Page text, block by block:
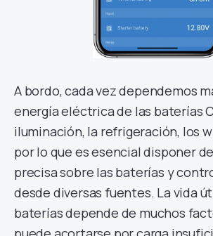
A bordo, cada vez dependemos
energía eléctrica de las baterías
iluminación, la refrigeración, los
por lo que es esencial disponer
precisa sobre las baterías y
desde diversas fuentes. La vida
baterías depende de muchos